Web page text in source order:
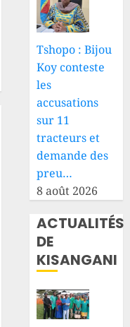
Tshopo : Bijou
Koy conteste
les
accusations
sur 11
tracteurs et
demande des
preu…
8 août 2026
ACTUALITÉS
DE
KISANGANI